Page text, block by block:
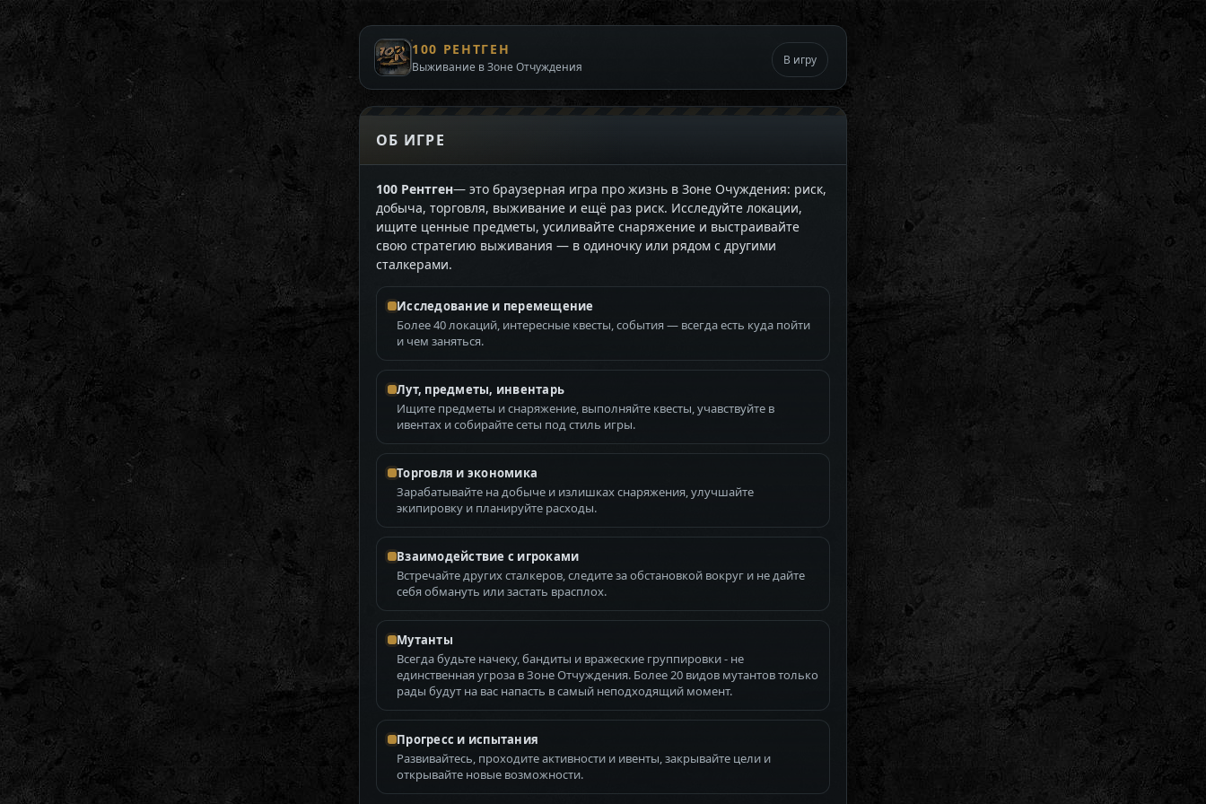
100 РЕНТГЕН
Выживание в Зоне Отчуждения В игру
ОБ ИГРЕ
100 Рентген— это браузерная игра про жизнь в Зоне Очуждения: риск,
добыча, торговля, выживание и ещё раз риск. Исследуйте локации,
ищите ценные предметы, усиливайте снаряжение и выстраивайте
свою стратегию выживания — в одиночку или рядом с другими
сталкерами.
Исследование и перемещение
Более 40 локаций, интересные квесты, события — всегда есть куда пойти
и чем заняться.
Лут, предметы, инвентарь
Ищите предметы и снаряжение, выполняйте квесты, учавствуйте в
ивентах и собирайте сеты под стиль игры.
Торговля и экономика
Зарабатывайте на добыче и излишках снаряжения, улучшайте
экипировку и планируйте расходы.
Взаимодействие с игроками
Встречайте других сталкеров, следите за обстановкой вокруг и не дайте
себя обмануть или застать врасплох.
Мутанты
Всегда будьте начеку, бандиты и вражеские группировки - не
единственная угроза в Зоне Отчуждения. Более 20 видов мутантов только
рады будут на вас напасть в самый неподходящий момент.
Прогресс и испытания
Развивайтесь, проходите активности и ивенты, закрывайте цели и
открывайте новые возможности.